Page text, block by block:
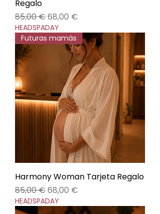
Regalo
Precio
85,00 €Precio de oferta
68,00 €
HEADSPADAY
Futuras mamás
Harmony Woman Tarjeta Regalo
Precio
85,00 €Precio de oferta
68,00 €
HEADSPADAY